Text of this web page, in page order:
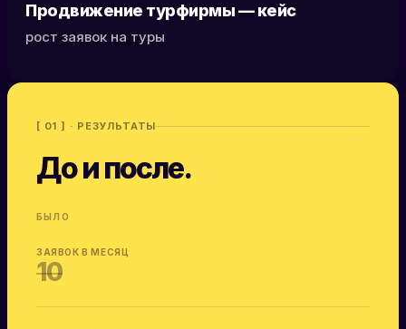
Продвижение турфирмы — кейс
рост заявок на туры
[ 01 ] · РЕЗУЛЬТАТЫ
До и после.
БЫЛО
ЗАЯВОК В МЕСЯЦ
10